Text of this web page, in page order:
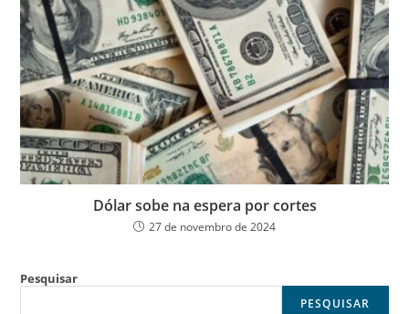
Dólar sobe na espera por cortes
27 de novembro de 2024
Pesquisar
PESQUISAR